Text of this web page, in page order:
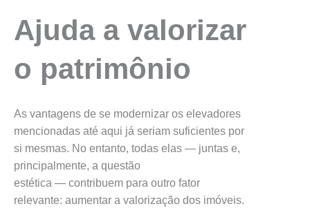
Ajuda a valorizar
o patrimônio
As vantagens de se modernizar os elevadores
mencionadas até aqui já seriam suficientes por
si mesmas. No entanto, todas elas — juntas e,
principalmente, a questão
estética — contribuem para outro fator
relevante: aumentar a valorização dos imóveis.